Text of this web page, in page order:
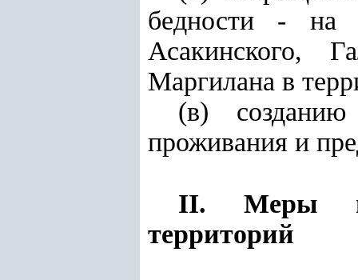
бедности - на
Асакинского,
Маргилана в
(в)
проживания и
II. Меры по
территорий